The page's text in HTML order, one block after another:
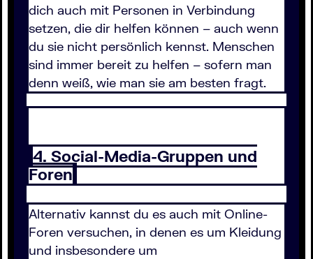
dich auch mit Personen in Verbindung
setzen, die dir helfen können – auch wenn
du sie nicht persönlich kennst. Menschen
sind immer bereit zu helfen – sofern man
denn weiß, wie man sie am besten fragt.
4. Social-Media-Gruppen und
Foren
Alternativ kannst du es auch mit Online-
Foren versuchen, in denen es um Kleidung
und insbesondere um